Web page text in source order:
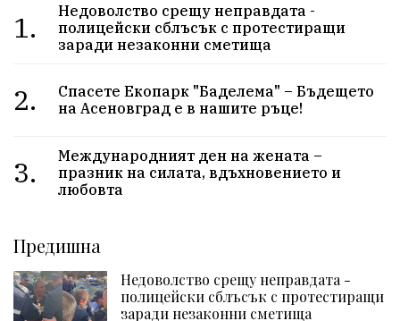
1.
Недоволство срещу неправдата -
полицейски сблъсък с протестиращи
заради незаконни сметища
2.
Спасете Екопарк "Баделема" – Бъдещето
на Асеновград е в нашите ръце!
3.
Международният ден на жената –
празник на силата, вдъхновението и
любовта
Предишна
Недоволство срещу неправдата -
полицейски сблъсък с протестиращи
заради незаконни сметища